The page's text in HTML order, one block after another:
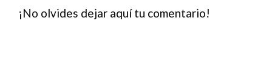
¡No olvides dejar aquí tu comentario!